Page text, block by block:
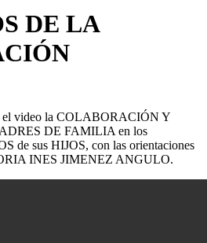
DE LA
el video la COLABORACIÓN Y
DE FAMILIA en los
de sus HIJOS, con las orientaciones
INES JIMENEZ ANGULO.